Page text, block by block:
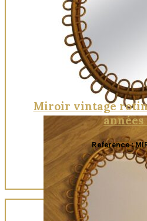
Miroir vintage rotin
années
Reference :